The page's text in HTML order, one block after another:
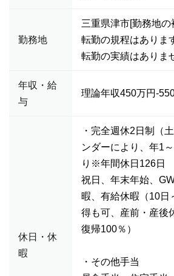
勤務地
三重県津市[勤務地
転勤の規程はありま
転勤の実績はありま
年収・給
与
理論年収450万円-
休日・休
暇
・完全週休2日制（
ンダーにより、年1
り※年間休日126日
祝日、年末年始、
暇、有給休暇（10
得も可、産前・産後
復帰100％）
・その他手当